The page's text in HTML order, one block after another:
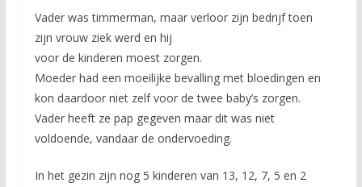
Vader was timmerman, maar verloor zijn bedrijf toen
zijn vrouw ziek werd en hij
voor de kinderen moest zorgen.
Moeder had een moeilijke bevalling met bloedingen en
kon daardoor niet zelf voor de twee baby’s zorgen.
Vader heeft ze pap gegeven maar dit was niet
voldoende, vandaar de ondervoeding.
In het gezin zijn nog 5 kinderen van 13, 12, 7, 5 en 2